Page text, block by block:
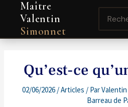
contenu
Maître
Valentin
Simonnet
for:
Qu’est-ce
02/06/2026 /Articles / Par
Barreau de
Navigation
de